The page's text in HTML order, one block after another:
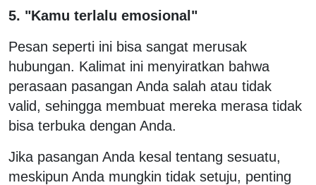
5. "Kamu terlalu emosional"
Pesan seperti ini bisa sangat merusak
hubungan. Kalimat ini menyiratkan bahwa
perasaan pasangan Anda salah atau tidak
valid, sehingga membuat mereka merasa tidak
bisa terbuka dengan Anda.
Jika pasangan Anda kesal tentang sesuatu,
meskipun Anda mungkin tidak setuju, penting